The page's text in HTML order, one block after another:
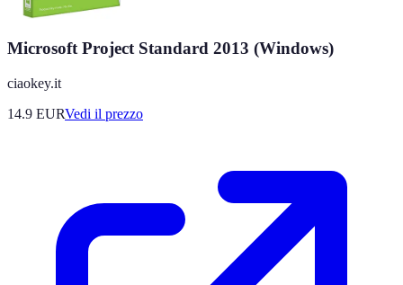
Microsoft Project Standard 2013 (Windows)
ciaokey.it
14.9 EURVedi il prezzo